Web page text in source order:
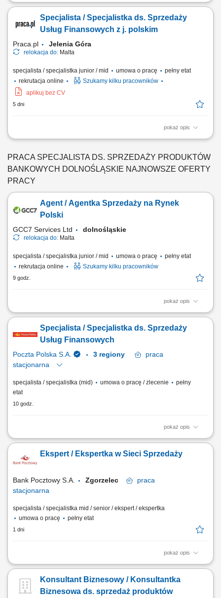
Zakres obowiązków: Prowadzenie telefonicznych rozmów z klientami
tym szkoleń z zakresu edukacji finansowej. Budowanie relacji z
klientami oraz pozyskiwanie nowych kontaktów dla partnerów
Specjalista / Specjalistka ds. Sprzedaży
Usług Finansowych z j. polskim
Praca.pl Jelenia Góra
relokacja do: Malta
specjalista / specjalistka junior / mid umowa o pracę
pełny etat
rekrutacja online
Szukamy kilku pracowników
aplikuj bez CV
5 dni
pokaż opis
Zakres obowiązków: Telefoniczny kontakt z klientami zainteresowanymi
edukacji finansowej. Budowanie długofalowych relacji z klientami.
Pozyskiwanie nowych klientów i rozwijanie współpracy z partnerami
biznesowymi....
PRACA SPECJALISTA DS. SPRZEDAŻY PRODUKTÓW
BANKOWYCH DOLNOŚLĄSKIE NAJNOWSZE OFERTY
PRACY
Agent / Agentka Sprzedaży na Rynek
Polski
GCC7 Services Ltd dolnośląskie
relokacja do: Malta
specjalista / specjalistka junior / mid umowa o pracę
pełny etat
rekrutacja online
Szukamy kilku pracowników
9 godz.
pokaż opis
ZAKRES OBOWIĄZKÓW: Aktywny kontakt telefoniczny z klientami
finansami, w tym szkoleń z zakresu edukacji finansowej; Budowanie
relacji i pozyskiwanie klientów dla naszych kluczowych Partnerów
Specjalista / Specjalistka ds. Sprzedaży
Usług Finansowych
Poczta Polska S.A.
praca
stacjonarna
specjalista / specjalistka (mid) umowa o pracę / zlecenie
pełny
etat
10 godz.
pokaż opis
Dołącz do zespołu, który buduje silną pozycję Poczty Polskiej na rynku
łączyć doradztwo finansowe z wysoką jakością obsługi, uczciwością i
odpowiedzialnym podejściem do Klienta. Miejsce pracy: Wrocław,
Ekspert / Ekspertka w Sieci Sprzedaży
Bank Pocztowy S.A. Zgorzelec
praca
stacjonarna
specjalista / specjalistka mid / senior / ekspert / ekspertka
umowa o pracę
pełny etat
1 dni
pokaż opis
Twój zakres obowiązków Diagnozowanie potrzeb i oczekiwań Klientów;
relacji; Realizacja celów sprzedażowych; Kształtowanie pozytywnego
wizerunku Banku poprzez wysoką jakość obsługi; Operacyjna obsługa
Konsultant Biznesowy / Konsultantka
Biznesowa ds. sprzedaż produktów